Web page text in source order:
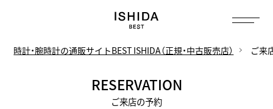
時計・腕時計の通販サイトBEST ISHIDA（正規・中古販売店） ご来
RESERVATION
ご来店の予約
へ